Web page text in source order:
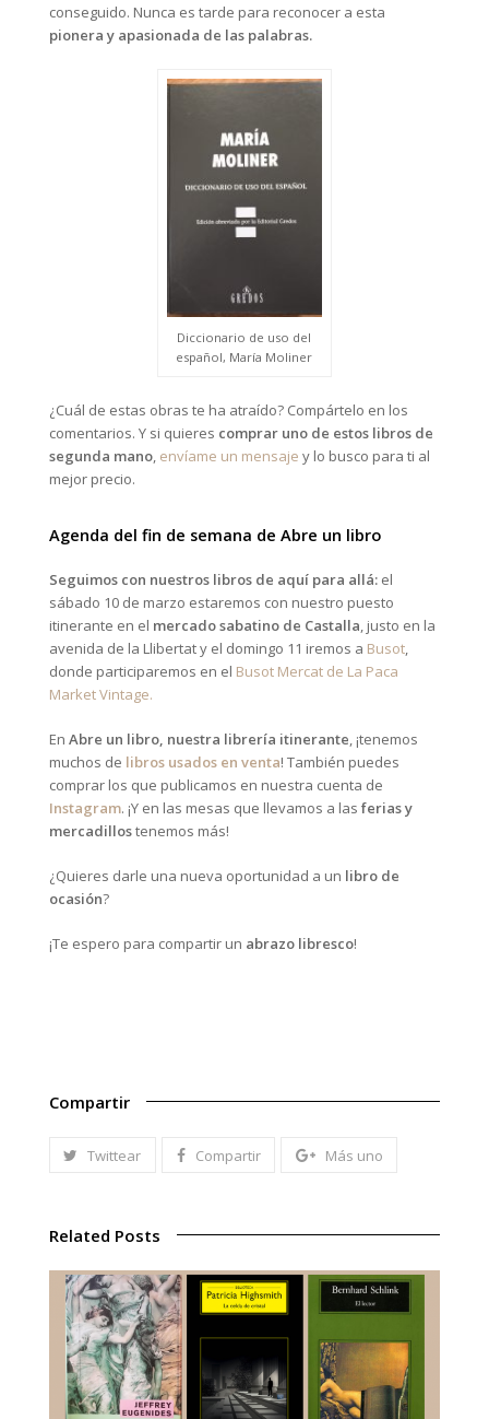
conseguido. Nunca es tarde para reconocer a esta
pionera y apasionada de las palabras.
Diccionario de uso del
español, María Moliner
¿Cuál de estas obras te ha atraído? Compártelo en los
comentarios. Y si quieres comprar uno de estos libros de
segunda mano, envíame un mensaje y lo busco para ti al
mejor precio.
Agenda del fin de semana de Abre un libro
Seguimos con nuestros libros de aquí para allá:el
sábado 10 de marzo estaremos con nuestro puesto
itinerante en el mercado sabatino de Castalla , justo en la
avenida de la Llibertat y el domingo 11 iremos a Busot,
donde participaremos en el Busot Mercat de La Paca
Market Vintage.
En Abre un libro, nuestra librería itinerante , ¡tenemos
muchos de libros usados en venta! También puedes
comprar los que publicamos en nuestra cuenta de
Instagram. ¡Y en las mesas que llevamos a las ferias y
mercadillostenemos más!
¿Quieres darle una nueva oportunidad a un libro de
ocasión?
¡Te espero para compartir un abrazo libresco!
Compartir
Twittear Compartir Más uno
Related Posts